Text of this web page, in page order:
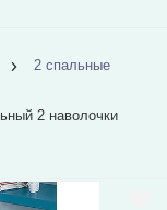
2 спальные
2 наволочки